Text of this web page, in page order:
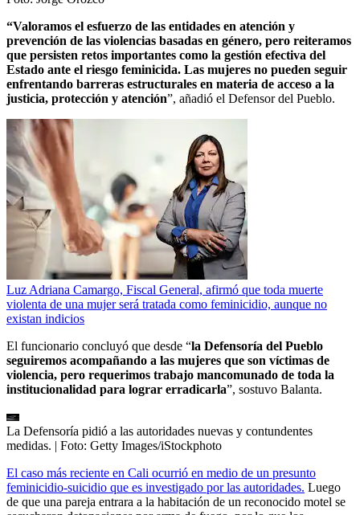
“Valoramos el esfuerzo de las entidades en atención y
prevención de las violencias basadas en género, pero reiteramos
que persisten retos importantes como la gestión efectiva del
Estado ante el riesgo feminicida. Las mujeres no pueden seguir
enfrentando barreras estructurales en materia de acceso a la
justicia, protección y atención”, añadió el Defensor del Pueblo.
Luz Adriana Camargo, Fiscal General, afirmó que toda muerte
violenta de una mujer será tratada como feminicidio, aunque no
existan indicios
El funcionario concluyó que desde “la Defensoría del Pueblo
seguiremos acompañando a las mujeres que son víctimas de
violencia, pero requerimos trabajo mancomunado de toda la
institucionalidad para lograr erradicarla”, sostuvo Balanta.
La Defensoría pidió a las autoridades nuevas y contundentes
medidas. | Foto: Getty Images/iStockphoto
El caso más reciente en Cali ocurrió en medio de un presunto
feminicidio-suicidio que es investigado por las autoridades. Luego
de que una pareja entrara a la habitación de un reconocido motel se